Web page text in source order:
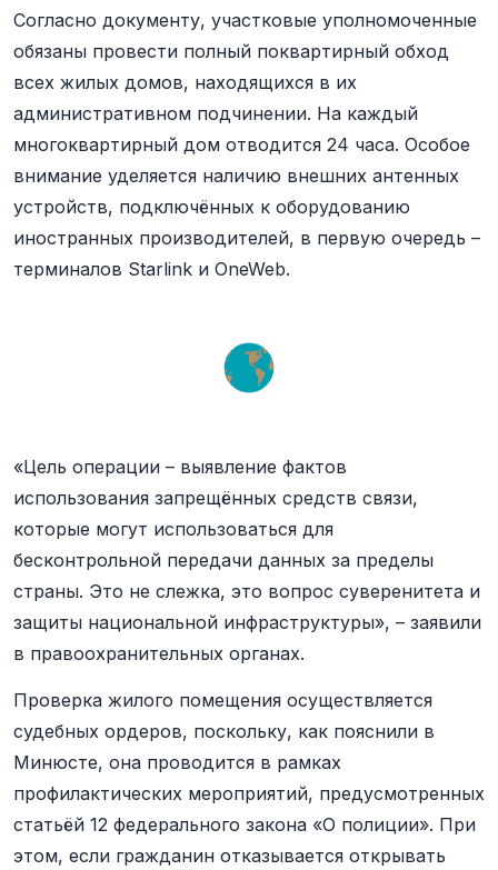
Согласно документу, участковые уполномоченные
обязаны провести полный поквартирный обход
всех жилых домов, находящихся в их
административном подчинении. На каждый
многоквартирный дом отводится 24 часа. Особое
внимание уделяется наличию внешних антенных
устройств, подключённых к оборудованию
иностранных производителей, в первую очередь –
терминалов Starlink и OneWeb.
«Цель операции – выявление фактов
использования запрещённых средств связи,
которые могут использоваться для
бесконтрольной передачи данных за пределы
страны. Это не слежка, это вопрос суверенитета и
защиты национальной инфраструктуры», – заявили
в правоохранительных органах.
Проверка жилого помещения осуществляется
судебных ордеров, поскольку, как пояснили в
Минюсте, она проводится в рамках
профилактических мероприятий, предусмотренных
статьёй 12 федерального закона «О полиции». При
этом, если гражданин отказывается открывать